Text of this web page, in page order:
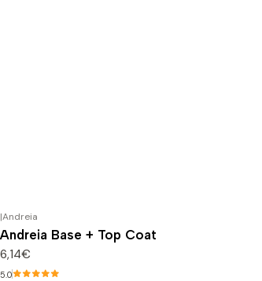
|Andreia
Andreia Base + Top Coat
6,14€
5.0